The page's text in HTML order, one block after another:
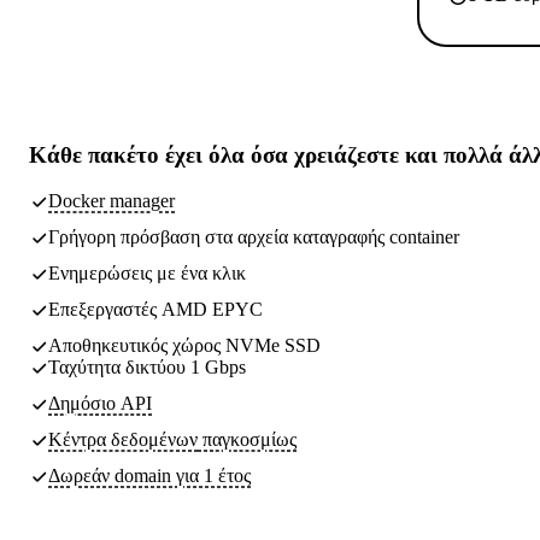
Κάθε πακέτο έχει όλα όσα χρειάζεστε και πολλά
Docker manager
Γρήγορη πρόσβαση στα αρχεία καταγραφής container
Ενημερώσεις με ένα κλικ
Επεξεργαστές AMD EPYC
Αποθηκευτικός χώρος NVMe SSD
Ταχύτητα δικτύου 1 Gbps
Δημόσιο API
Κέντρα δεδομένων παγκοσμίως
Δωρεάν domain για 1 έτος